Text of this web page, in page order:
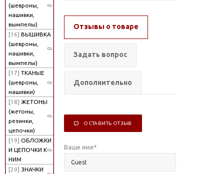
(шевроны,
нашивки,
вымпелы)
[16] ВЫШИВКА
(шевроны,
нашивки,
вымпелы)
[17] ТКАНЫЕ
(шевроны,
нашивки)
[18] ЖЕТОНЫ
(жетоны,
резинки,
цепочки)
[19] ОБЛОЖКИ
И ЦЕПОЧКИ К
НИМ
[20] ЗНАЧКИ
Отзывы о товаре
Задать вопрос
Дополнительно
ОСТАВИТЬ ОТЗЫВ
Ваше имя*